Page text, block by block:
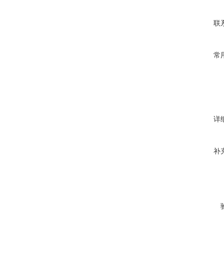
联
常
详
补